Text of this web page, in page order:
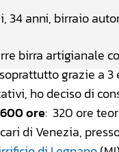
34 anni, birraio
birra artigianale
grazie a
ho deciso di
ore: 320 ore
di Venezia,